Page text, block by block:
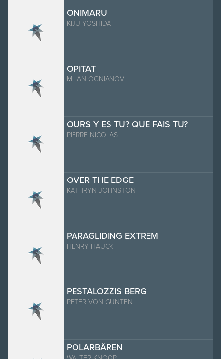
ONIMARU
KIJU YOSHIDA
OPITAT
MILAN OGNIANOV
OURS Y ES TU? QUE FAIS TU?
PIERRE NICOLAS
OVER THE EDGE
KATHRYN JOHNSTON
PARAGLIDING EXTREM
HENRY HAUCK
PESTALOZZIS BERG
PETER VON GUNTEN
POLARBÄREN